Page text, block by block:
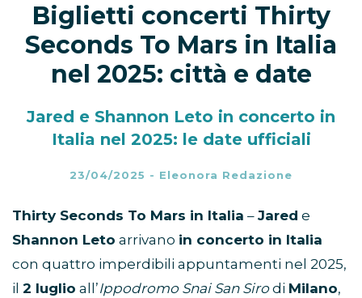
Biglietti concerti Thirty
Seconds To Mars in Italia
nel 2025: città e date
Jared e Shannon Leto in concerto in
Italia nel 2025: le date ufficiali
23/04/2025 - Eleonora Redazione
Thirty Seconds To Mars in Italia – Jared e
Shannon Leto arrivano in concerto in Italia
con quattro imperdibili appuntamenti nel 2025,
il 2 luglio all’Ippodromo Snai San Sirodi Milano,